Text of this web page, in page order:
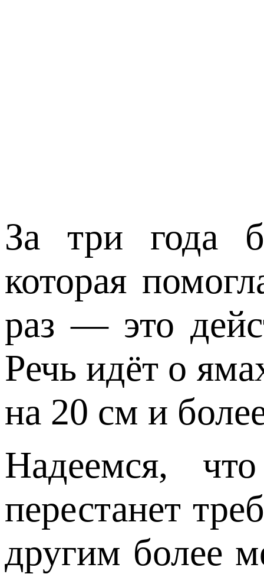
За три года
которая
раз — это
Речь идёт о
на 20 см и
Надеемся,
перестанет
другим более